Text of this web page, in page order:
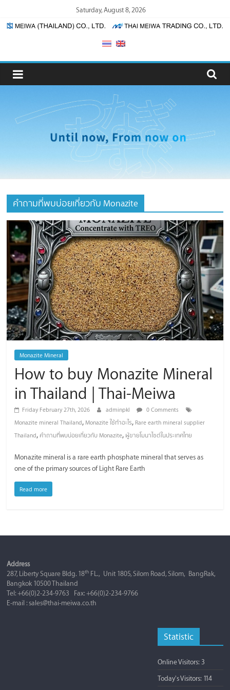
content
Saturday, August 8, 2026
(Thailand)
/
Thai
Meiwa
Trading
Meiwa
(Thailand)
Thai
Meiwa
Trading
คำถามที่พบบ่อยเกี่ยวกับ Monazite
Monazite Mineral
How to buy Monazite Mineral
in Thailand | Thai-Meiwa
Friday February 27th, 2026 adminpkl
0 Comments
Monazite mineral Thailand,Monazite ใช้ทำอะไร, Rare earth mineral supplier
Thailand, คำถามที่พบบ่อยเกี่ยวกับ Monazite, ผู้ขายโมนาไซต์ในประเทศไทย
Monazite mineral is a rare earth phosphate mineral that serves as
one of the primary sources of Light Rare Earth
Read more
Address
287, Liberty Square Bldg. 18th FL., Unit 1805, Silom Road, Silom, BangRak,
Bangkok 10500 Thailand
Tel: +66(0)2-234-9763 Fax: +66(0)2-234-9766
E-mail : sales@thai-meiwa.co.th
Statistic
Online Visitors: 3
Today's Visitors: 114